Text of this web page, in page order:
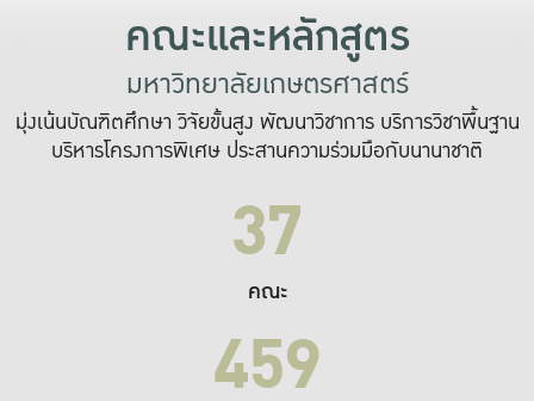
คณะและหลักสูตร
มหาวิทยาลัยเกษตรศาสตร์
มุ่งเน้นบัณฑิตศึกษา วิจัยขั้นสูง พัฒนาวิชาการ บริการวิชาพื้นฐาน
บริหารโครงการพิเศษ ประสานความร่วมมือกับนานาชาติ
37
คณะ
459